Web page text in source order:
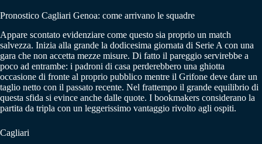
Pronostico Cagliari Genoa: come arrivano le squadre
Appare scontato evidenziare come questo sia proprio un match
salvezza. Inizia alla grande la dodicesima giornata di Serie A con una
gara che non accetta mezze misure. Di fatto il pareggio servirebbe a
poco ad entrambe: i padroni di casa perderebbero una ghiotta
occasione di fronte al proprio pubblico mentre il Grifone deve dare un
taglio netto con il passato recente. Nel frattempo il grande equilibrio di
questa sfida si evince anche dalle quote. I bookmakers considerano la
partita da tripla con un leggerissimo vantaggio rivolto agli ospiti.
Cagliari